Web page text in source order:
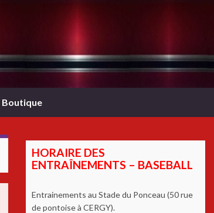
Boutique
HORAIRE DES
ENTRAÎNEMENTS – BASEBALL
Entrainements au Stade du Ponceau (50 rue
de pontoise à CERGY).